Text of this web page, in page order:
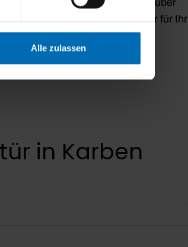
Alle zulassen
beraten, um die ideale Tür für Ihr
in Karben